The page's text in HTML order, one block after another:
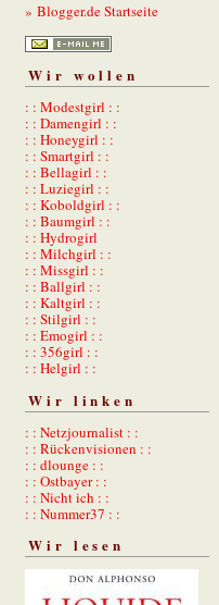
» Blogger.de Startseite
Wir wollen
: : Modestgirl : :
: : Damengirl : :
: : Honeygirl : :
: : Smartgirl : :
: : Bellagirl : :
: : Luziegirl : :
: : Koboldgirl : :
: : Baumgirl : :
: : Hydrogirl
: : Milchgirl : :
: : Missgirl : :
: : Ballgirl : :
: : Kaltgirl : :
: : Stilgirl : :
: : Emogirl : :
: : 356girl : :
: : Helgirl : :
Wir linken
: : Netzjournalist : :
: : Rückenvisionen : :
: : dlounge : :
: : Ostbayer : :
: : Nicht ich : :
: : Nummer37 : :
Wir lesen